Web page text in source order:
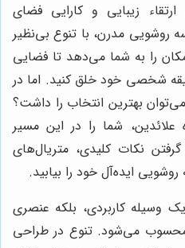
زیبایی و کارایی فضای
مدرن، با تنوع بی‌نظیر
را به شما می‌دهد تا فضایی
شخصی خود خلق کنید. اما در
بهترین انتخاب را داشت؟
علائدین، شما را در این مسیر
نکات کلیدی، متریال‌های
ایده‌آل خود را بیابید.
وسیله کاربردی، بلکه عنصری
محسوب می‌شود. تنوع در طراحی